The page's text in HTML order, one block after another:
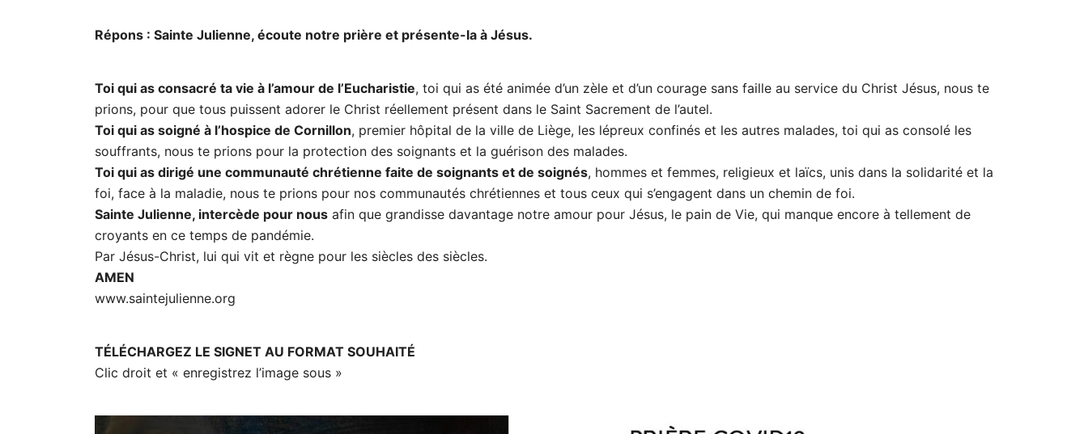
Répons : Sainte Julienne, écoute notre prière et présente-la à Jésus.
Toi qui as consacré ta vie à l’amour de l’Eucharistie, toi qui as été animée d’un zèle et d’un courage sans faille au service du Christ Jésus, nous te
prions, pour que tous puissent adorer le Christ réellement présent dans le Saint Sacrement de l’autel.
Toi qui as soigné à l’hospice de Cornillon, premier hôpital de la ville de Liège, les lépreux confinés et les autres malades, toi qui as consolé les
souffrants, nous te prions pour la protection des soignants et la guérison des malades.
Toi qui as dirigé une communauté chrétienne faite de soignants et de soignés, hommes et femmes, religieux et laïcs, unis dans la solidarité et la
foi, face à la maladie, nous te prions pour nos communautés chrétiennes et tous ceux qui s’engagent dans un chemin de foi.
Sainte Julienne, intercède pour nous afin que grandisse davantage notre amour pour Jésus, le pain de Vie, qui manque encore à tellement de
croyants en ce temps de pandémie.
Par Jésus-Christ, lui qui vit et règne pour les siècles des siècles.
AMEN
www.saintejulienne.org
TÉLÉCHARGEZ LE SIGNET AU FORMAT SOUHAITÉ
Clic droit et « enregistrez l’image sous »